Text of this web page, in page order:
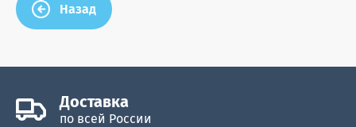
Назад
Доставка
по всей России